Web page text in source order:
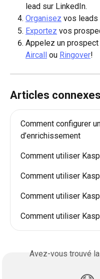
lead sur LinkedIn.
Organisez vos leads
Exportez vos
Appelez un
Aircall ou Ringover!
Articles connexes
Comment configurer
d’enrichissement
Comment utiliser
Comment utiliser
Comment utiliser
Comment utiliser
Avez-vous trouvé